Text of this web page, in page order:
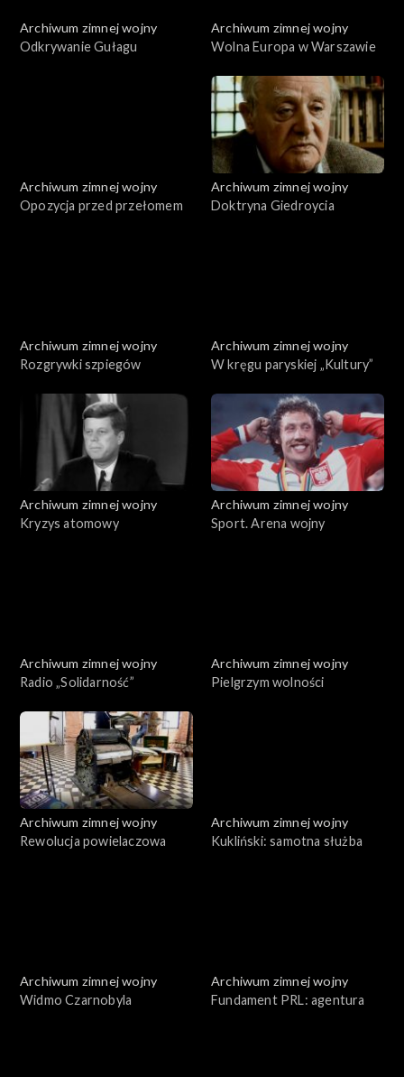
Archiwum zimnej wojny
Odkrywanie Gułagu
Archiwum zimnej wojny
Wolna Europa w Warszawie
Archiwum zimnej wojny
Opozycja przed przełomem
Archiwum zimnej wojny
Doktryna Giedroycia
Archiwum zimnej wojny
Rozgrywki szpiegów
Archiwum zimnej wojny
W kręgu paryskiej „Kultury”
Archiwum zimnej wojny
Kryzys atomowy
Archiwum zimnej wojny
Sport. Arena wojny
Archiwum zimnej wojny
Radio „Solidarność”
Archiwum zimnej wojny
Pielgrzym wolności
Archiwum zimnej wojny
Rewolucja powielaczowa
Archiwum zimnej wojny
Kukliński: samotna służba
Archiwum zimnej wojny
Widmo Czarnobyla
Archiwum zimnej wojny
Fundament PRL: agentura